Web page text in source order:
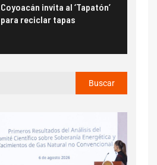
Coyoacán invita al ‘Tapatón’
para reciclar tapas